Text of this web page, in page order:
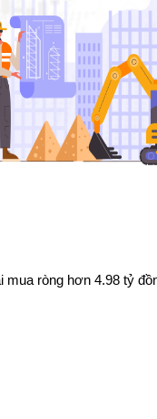
mua ròng hơn 4.98 tỷ